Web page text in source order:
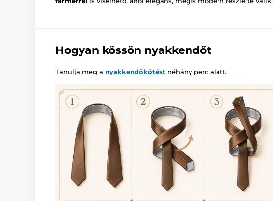
Hogyan kössön nyakkendőt
Tanulja meg a nyakkendőkötést néhány perc alatt.